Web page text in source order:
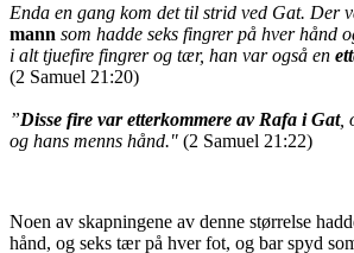
Enda en gang kom det til strid ved Gat. Der
mann som hadde seks fingrer på hver hånd
i alt tjuefire fingrer og tær, han var også en
(2 Samuel 21:20)
”Disse fire var etterkommere av Rafa i Gat,
og hans menns hånd." (2 Samuel 21:22)
Noen av skapningene av denne størrelse
hånd, og seks tær på hver fot, og bar spyd